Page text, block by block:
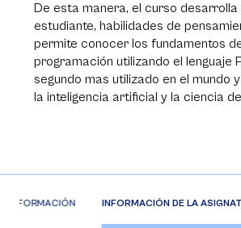
De esta manera, el curso desarrolla
estudiante, habilidades de
permite conocer los fundamentos
programación utilizando el lenguaje
segundo mas utilizado en el mundo
la inteligencia artificial y la ciencia
DE FORMACIÓN INFORMACIÓN DE LA